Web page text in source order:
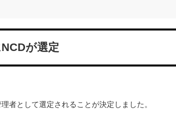
が選定
者として選定されることが決定しました。